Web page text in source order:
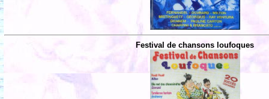
Festival de chansons loufoques